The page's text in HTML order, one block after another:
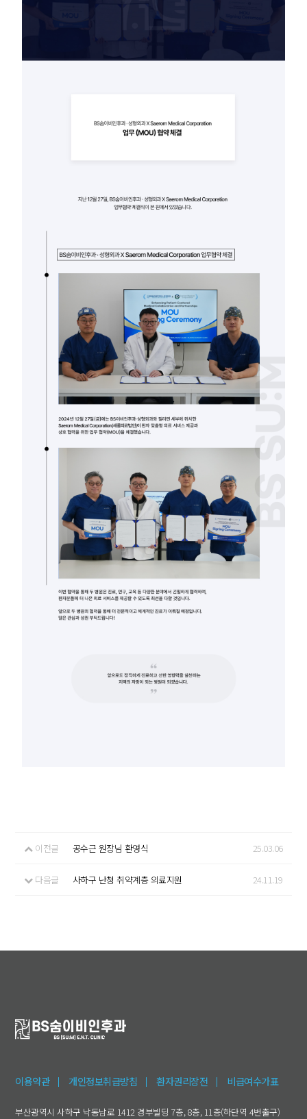
이전글 공수근 원장님 환영식 25.03.06
다음글 사하구 난청 취약계층 의료지원 24.11.19
이용약관 개인정보취급방침 환자권리장전 비급여수가표
부산광역시 사하구 낙동남로 1412 경부빌딩 7층, 8층, 11층(하단역 4번출구)